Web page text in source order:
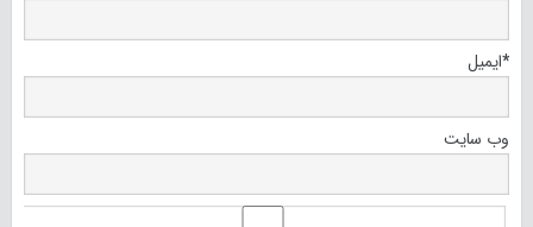
ایمیل*
وب‌ سایت